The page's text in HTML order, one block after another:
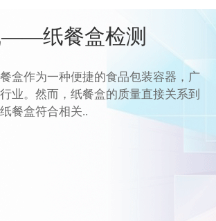
——纸餐盒检测
作为一种便捷的食品包装容器，广
业。然而，纸餐盒的质量直接关系到
餐盒符合相关..